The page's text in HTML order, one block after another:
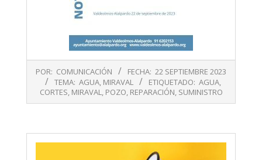
09-
POR: COMUNICACIÓN FECHA: 22 SEPTIEMBRE 2023
TEMA: AGUA, MIRAVAL ETIQUETADO: AGUA,
CORTES, MIRAVAL, POZO, REPARACIÓN, SUMINISTRO